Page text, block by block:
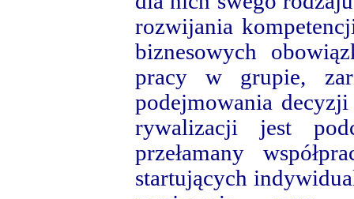
rozwijania
biznesowych
pracy w grupie,
podejmowania
rywalizacji jest
przełamany
startujących